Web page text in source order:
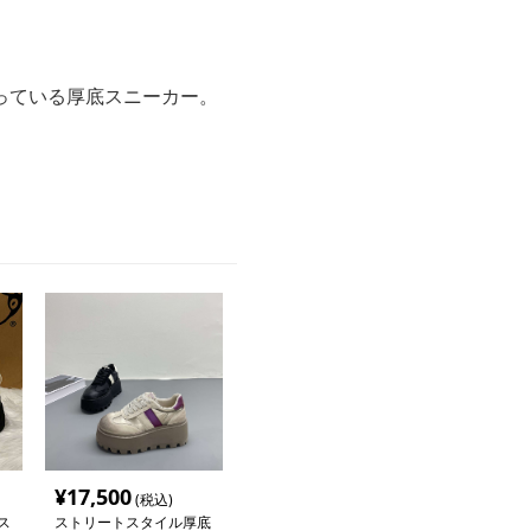
いる厚底スニーカー。
¥17,500(税込)
ストリートスタイル厚底